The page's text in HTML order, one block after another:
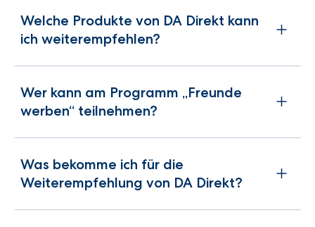
Welche Produkte von DA Direkt kann
ich weiterempfehlen?
Wer kann am Programm „Freunde
werben“ teilnehmen?
Was bekomme ich für die
Weiterempfehlung von DA Direkt?